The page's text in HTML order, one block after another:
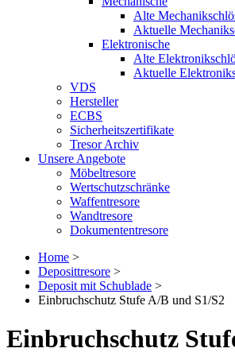
Alte
Aktuelle
Elektronische
Alte
Aktuelle
VDS
Hersteller
ECBS
Sicherheitszertifikate
Tresor Archiv
Unsere Angebote
Möbeltresore
Wertschutzschränke
Waffentresore
Wandtresore
Dokumententresore
Home >
Deposittresore >
Deposit mit Schublade >
Einbruchschutz Stufe A/B und S1/S2
Einbruchschutz